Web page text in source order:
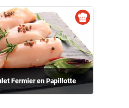
Fermier en Papillotte